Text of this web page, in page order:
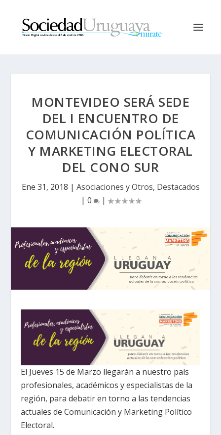
MONTEVIDEO SERÁ SEDE
DEL I ENCUENTRO DE
COMUNICACIÓN POLÍTICA
Y MARKETING ELECTORAL
DEL CONO SUR
Ene 31, 2018 | Asociaciones y Otros, Destacados
| 0 |
El Jueves 15 de Marzo llegarán a nuestro país
profesionales, académicos y especialistas de la
región, para debatir en torno a las tendencias
actuales de Comunicación y Marketing Político
Electoral.